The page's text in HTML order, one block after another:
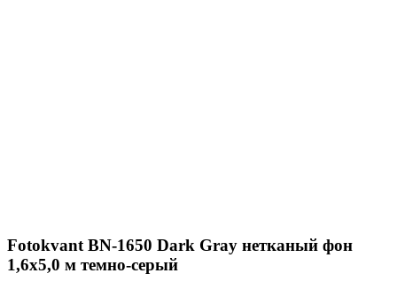
Fotokvant BN-1650 Dark Gray нетканый фон
1,6х5,0 м темно-серый